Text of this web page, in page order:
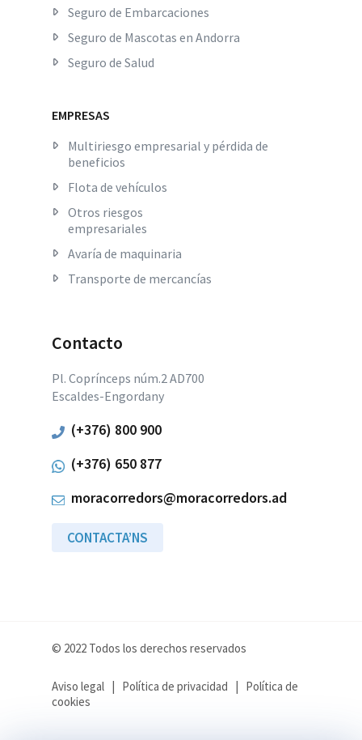
Seguro de Embarcaciones
Seguro de Mascotas en Andorra
Seguro de Salud
EMPRESAS
Multiriesgo empresarial y pérdida de
beneficios
Flota de vehículos
Otros riesgos
empresariales
Avaría de maquinaria
Transporte de mercancías
Contacto
Pl. Coprínceps núm.2 AD700
Escaldes-Engordany
(+376) 800 900
(+376) 650 877
moracorredors@moracorredors.ad
CONTACTA’NS
© 2022 Todos los derechos reservados
Aviso legal | Política de privacidad | Política de
cookies